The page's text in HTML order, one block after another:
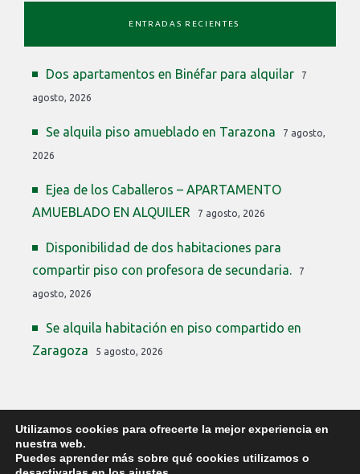
ENTRADAS RECIENTES
Dos apartamentos en Binéfar para alquilar 7
agosto, 2026
Se alquila piso amueblado en Tarazona 7 agosto,
2026
Ejea de los Caballeros – APARTAMENTO
AMUEBLADO EN ALQUILER
7 agosto, 2026
Disponibilidad de dos habitaciones para
compartir piso con profesora de secundaria.
7
agosto, 2026
Se alquila habitación en piso compartido en
Zaragoza
5 agosto, 2026
Utilizamos cookies para ofrecerte la mejor experiencia en
nuestra web.
Puedes aprender más sobre qué cookies utilizamos o